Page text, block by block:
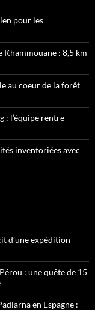
pour les
Khammouane : 8,5 km
au coeur de la forêt
: l’équipe rentre
inventoriées avec
d’une expédition
: une quête de 15
en Espagne :